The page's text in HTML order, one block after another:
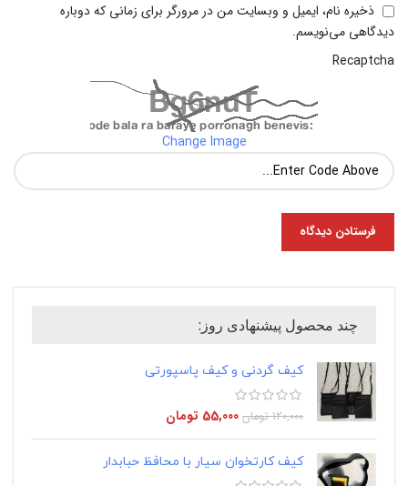
ذخیره نام، ایمیل و وبسایت من در مرورگر برای زمانی که دوباره
دیدگاهی می‌نویسم.
Recaptcha
Change Image
چند محصول پیشنهادی روز:
کیف گردنی و کیف پاسپورتی
120,000 تومان 55,000 تومان
کیف کارتخوان سیار با محافظ حبابدار